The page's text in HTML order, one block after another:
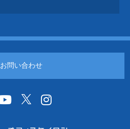
お問い合わせ